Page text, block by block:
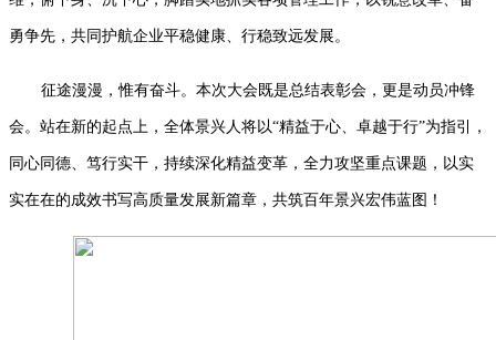
勇争先，共同护航企业平稳健康、行稳致远发展。
征途漫漫，惟有奋斗。本次大会既是总结表彰会，更是动员冲锋
会。站在新的起点上，全体景兴人将以“精益于心、卓越于行”为指引，
同心同德、笃行实干，持续深化精益变革，全力攻坚重点课题，以实
实在在的成效书写高质量发展新篇章，共筑百年景兴宏伟蓝图！